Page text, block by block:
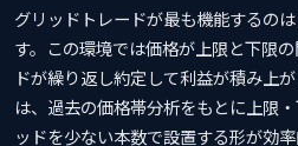
グリッドトレードが最も機能するの
す。この環境では価格が上限と下限
ドが繰り返し約定して利益が積み上
は、過去の価格帯分析をもとに上限
ッドを少ない本数で設置する形が効率